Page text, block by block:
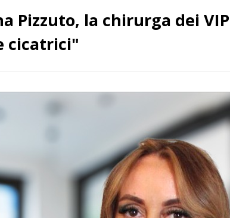
Pizzuto, la chirurga dei
cicatrici"